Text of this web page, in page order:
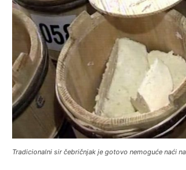
Tradicionalni sir čebričnjak je gotovo nemoguće naći